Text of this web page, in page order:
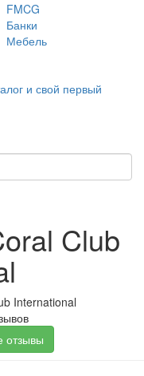
FMCG
Банки
Мебель
и свой первый
Club
International
отзывы